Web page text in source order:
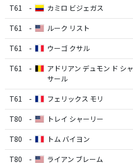
T61 - カミロ ビジェガス
T61 - ルーク リスト
T61 - ウーゴ クサル
T61 -
アドリアン デュモン ド シャ
サール
T61 - フェリックス モリ
T80 - トレイ シャーリー
T80 - トム バイヨン
T80 - ライアン ブレーム